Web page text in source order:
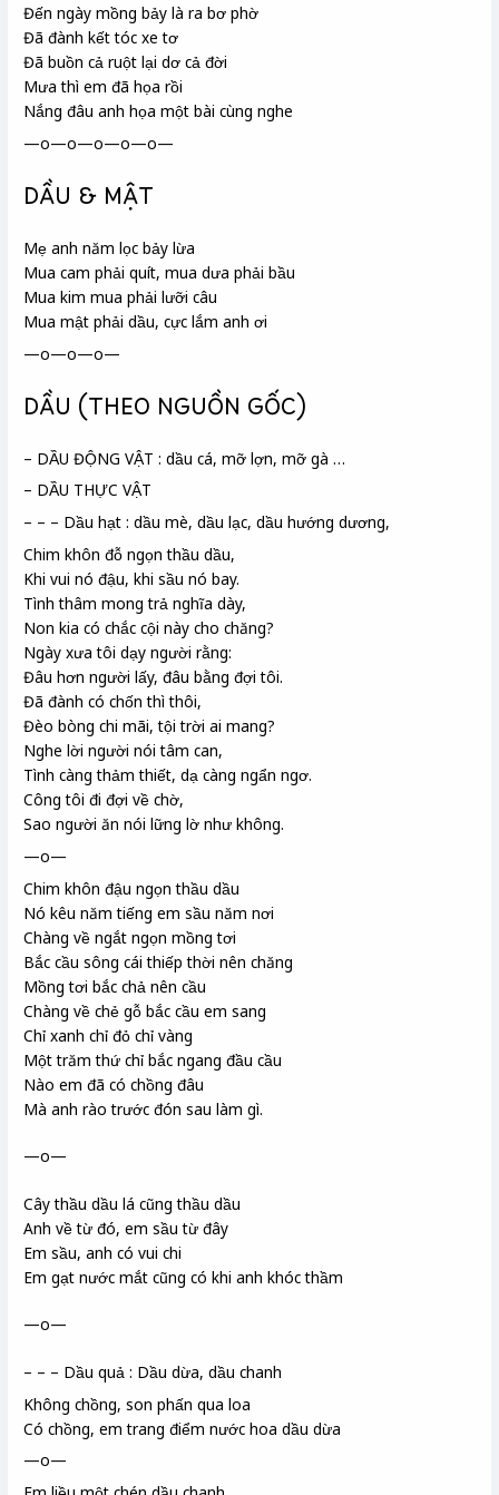
Đến ngày mồng bảy là ra bơ phờ
Đã đành kết tóc xe tơ
Đã buồn cả ruột lại dơ cả đời
Mưa thì em đã họa rồi
Nắng đâu anh họa một bài cùng nghe
—o—o—o—o—o—
DẦU & MẬT
Mẹ anh năm lọc bảy lừa
Mua cam phải quít, mua dưa phải bầu
Mua kim mua phải lưỡi câu
Mua mật phải dầu, cực lắm anh ơi
—o—o—o—
DẦU (THEO NGUỒN GỐC)
– DẦU ĐỘNG VẬT : dầu cá, mỡ lợn, mỡ gà …
– DẦU THỰC VẬT
– – – Dầu hạt : dầu mè, dầu lạc, dầu hướng dương,
Chim khôn đỗ ngọn thầu dầu,
Khi vui nó đậu, khi sầu nó bay.
Tình thâm mong trả nghĩa dày,
Non kia có chắc cội này cho chăng?
Ngày xưa tôi dạy người rằng:
Đâu hơn người lấy, đâu bằng đợi tôi.
Đã đành có chốn thì thôi,
Đèo bòng chi mãi, tội trời ai mang?
Nghe lời người nói tâm can,
Tình càng thảm thiết, dạ càng ngẩn ngơ.
Công tôi đi đợi về chờ,
Sao người ăn nói lững lờ như không.
—o—
Chim khôn đậu ngọn thầu dầu
Nó kêu năm tiếng em sầu năm nơi
Chàng về ngắt ngọn mồng tơi
Bắc cầu sông cái thiếp thời nên chăng
Mồng tơi bắc chả nên cầu
Chàng về chẻ gỗ bắc cầu em sang
Chỉ xanh chỉ đỏ chỉ vàng
Một trăm thứ chỉ bắc ngang đầu cầu
Nào em đã có chồng đâu
Mà anh rào trước đón sau làm gì.
—o—
Cây thầu dầu lá cũng thầu dầu
Anh về từ đó, em sầu từ đây
Em sầu, anh có vui chi
Em gạt nước mắt cũng có khi anh khóc thầm
—o—
– – – Dầu quả : Dầu dừa, dầu chanh
Không chồng, son phấn qua loa
Có chồng, em trang điểm nước hoa dầu dừa
—o—